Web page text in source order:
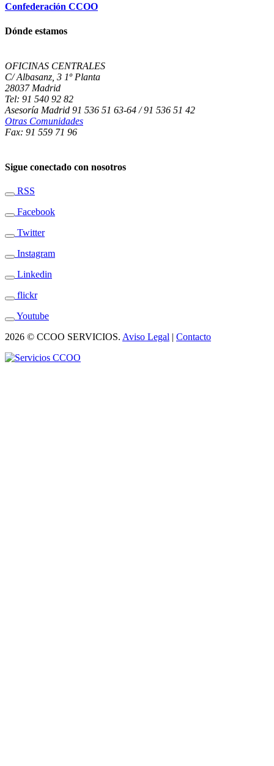
Confederación CCOO
Dónde estamos
OFICINAS CENTRALES
C/ Albasanz, 3 1º Planta
28037 Madrid
Tel: 91 540 92 82
Asesoría Madrid 91 536 51 63-64 / 91 536 51 42
Otras Comunidades
Fax: 91 559 71 96
Sigue conectado con nosotros
RSS
Facebook
Twitter
Instagram
Linkedin
flickr
Youtube
2026 © CCOO SERVICIOS. Aviso Legal | Contacto